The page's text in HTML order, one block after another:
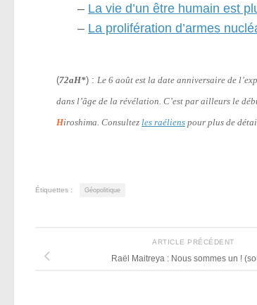
– La vie d’un être humain est
– La prolifération d’armes
(72aH*) : Le 6 août est la date anniversaire de
dans l’âge de la révélation. C’est par ailleurs le
Hiroshima. Consultez les raéliens pour plus de
Étiquettes : Géopolitique
ARTICLE PRÉCÉDENT
Raël Maitreya : Nous sommes un !